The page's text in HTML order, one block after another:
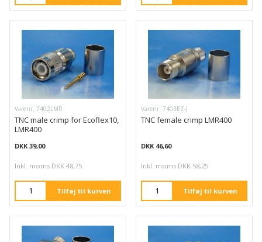
Varenr. 7402LMR
TNC male crimp for Ecoflex10,
LMR400
DKK 39,00
Inkl. moms DKK 48,75
Tilføj til kurven
Varenr. 7403EZ-J
TNC female crimp LMR400
DKK 46,60
Inkl. moms DKK 58,25
Tilføj til kurven